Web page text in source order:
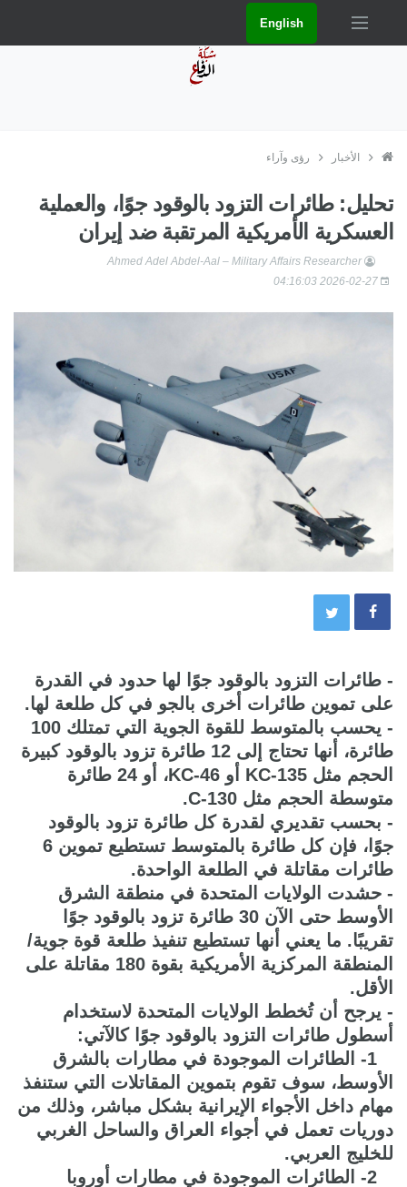
English
الأخبار رؤى وآراء
تحليل: طائرات التزود بالوقود جوًا، والعملية
العسكرية الأمريكية المرتقبة ضد إيران
Ahmed Adel Abdel-Aal – Military Affairs Researcher
- طائرات التزود بالوقود جوًا لها حدود في القدرة
على تموين طائرات أخرى بالجو في كل طلعة لها.
- يحسب بالمتوسط للقوة الجوية التي تمتلك 100
طائرة، أنها تحتاج إلى 12 طائرة تزود بالوقود كبيرة
الحجم مثل KC-135 أو KC-46، أو 24 طائرة
متوسطة الحجم مثل C-130.
- بحسب تقديري لقدرة كل طائرة تزود بالوقود
جوًا، فإن كل طائرة بالمتوسط تستطيع تموين 6
طائرات مقاتلة في الطلعة الواحدة.
- حشدت الولايات المتحدة في منطقة الشرق
الأوسط حتى الآن 30 طائرة تزود بالوقود جوًا
تقريبًا. ما يعني أنها تستطيع تنفيذ طلعة قوة جوية/
المنطقة المركزية الأمريكية بقوة 180 مقاتلة على
الأقل.
- يرجح أن تُخطط الولايات المتحدة لاستخدام
أسطول طائرات التزود بالوقود جوًا كالآتي:
1- الطائرات الموجودة في مطارات بالشرق
الأوسط، سوف تقوم بتموين المقاتلات التي ستنفذ
مهام داخل الأجواء الإيرانية بشكل مباشر، وذلك من
دوريات تعمل في أجواء العراق والساحل الغربي
للخليج العربي.
2- الطائرات الموجودة في مطارات أوروبا